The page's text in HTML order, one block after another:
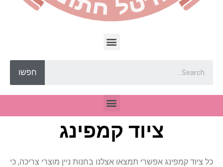
חפשו
ציוד קמפינג
כל ציוד קמפינג אפשרי תמצאו אצלנו בחנות ניין מוצרי צריכה, כי